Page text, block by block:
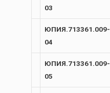
03
ЮПИЯ.713361.009-
04
ЮПИЯ.713361.009-
05